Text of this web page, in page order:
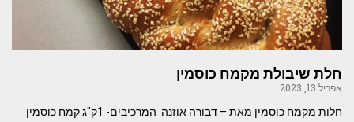
חלת שיבולת מקמח כוסמין
אפריל 13, 2023
חלות מקמח כוסמין מאת – דבורה אוזנה המרכיבים- 1ק"ג קמח כוסמין